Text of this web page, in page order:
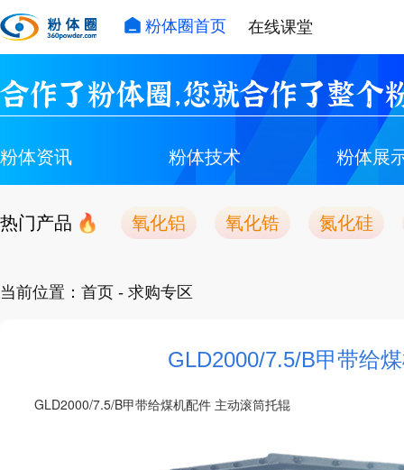
粉体圈首页 在线课堂
合作了粉体圈，您就合作了整个
粉体资讯 粉体技术 粉体展
热门产品 氧化铝 氧化锆 氮化硅
当前位置： 首页 - 求购专区
GLD2000/7.5/B甲带给
GLD2000/7.5/B甲带给煤机配件 主动滚筒托辊